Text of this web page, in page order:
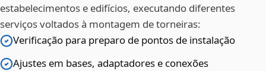
estabelecimentos e edifícios, executando diferentes
serviços voltados à montagem de torneiras:
Verificação para preparo de pontos de instalação
Ajustes em bases, adaptadores e conexões